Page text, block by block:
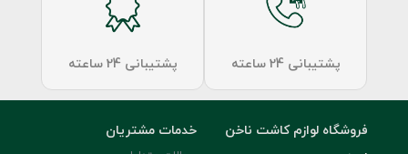
پشتیبانی 24 ساعته پشتیبانی 24 ساعته
فروشگاه لوازم کاشت ناخن
خدمات مشتریان